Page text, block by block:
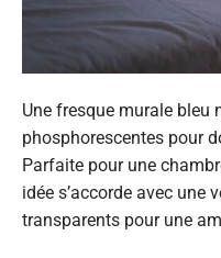
Une fresque murale bleu
phosphorescentes pour
Parfaite pour une
idée s’accorde avec une
transparents pour une